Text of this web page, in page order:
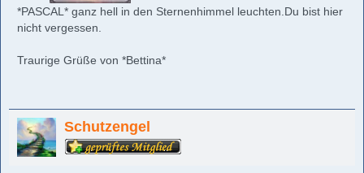
*PASCAL* ganz hell in den Sternenhimmel leuchten.Du bist hier
nicht vergessen.
Traurige Grüße von *Bettina*
Schutzengel